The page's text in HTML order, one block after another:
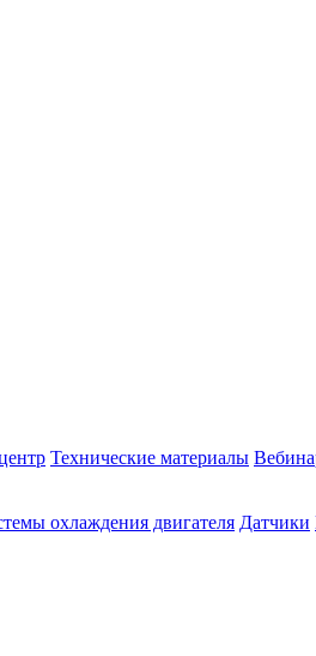
Технические материалы
охлаждения двигателя Датчики